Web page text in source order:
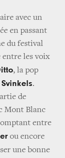
avec un
en passant
du festival
entre les voix
, la pop
Svinkels.
de
Mont Blanc
entre
ou encore
une bonne